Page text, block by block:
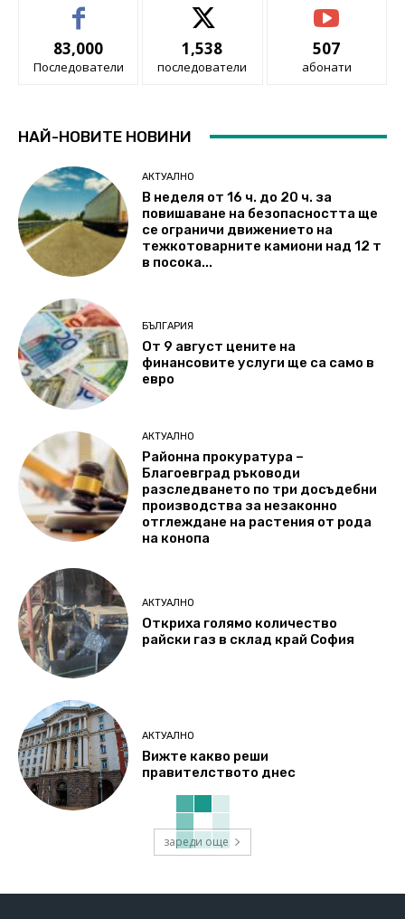
83,000
Последователи
1,538
последователи
507
абонати
НАЙ-НОВИТЕ НОВИНИ
АКТУАЛНО
В неделя от 16 ч. до 20 ч. за
повишаване на безопасността ще
се ограничи движението на
тежкотоварните камиони над 12 т
в посока...
БЪЛГАРИЯ
От 9 август цените на
финансовите услуги ще са само в
евро
АКТУАЛНО
Районна прокуратура –
Благоевград ръководи
разследването по три досъдебни
производства за незаконно
отглеждане на растения от рода
на конопа
АКТУАЛНО
Откриха голямо количество
райски газ в склад край София
АКТУАЛНО
Вижте какво реши
правителството днес
зареди още